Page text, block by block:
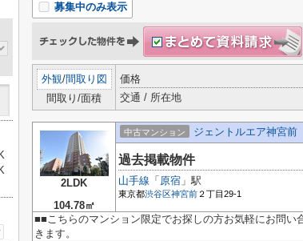
募集中のみ表示
外観/間取り図
間取り/面積
価格
交通 / 所在地
2LDK
104.78㎡
中古マンション ジェントルエア神宮前
過去掲載物件
山手線 「 原宿 」駅
東京都渋谷区神宮前 ２丁目29-1
■■こちらのマンション限定でお探しの方お気軽にお問
きます。